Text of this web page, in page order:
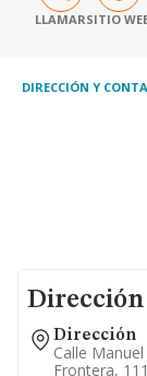
LLAMARSITIO
DIRECCIÓN Y
Dirección
Calle
Frontera,